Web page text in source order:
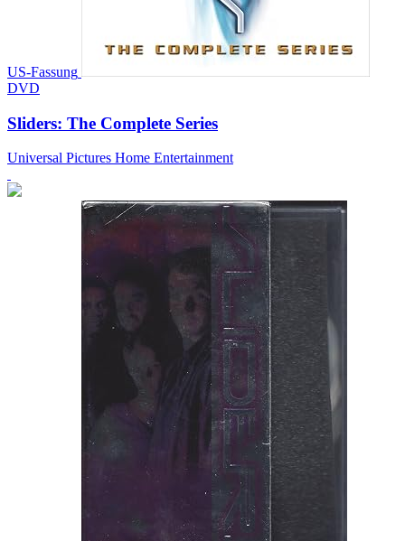
US-Fassung
DVD
Sliders: The Complete Series
Universal Pictures Home Entertainment